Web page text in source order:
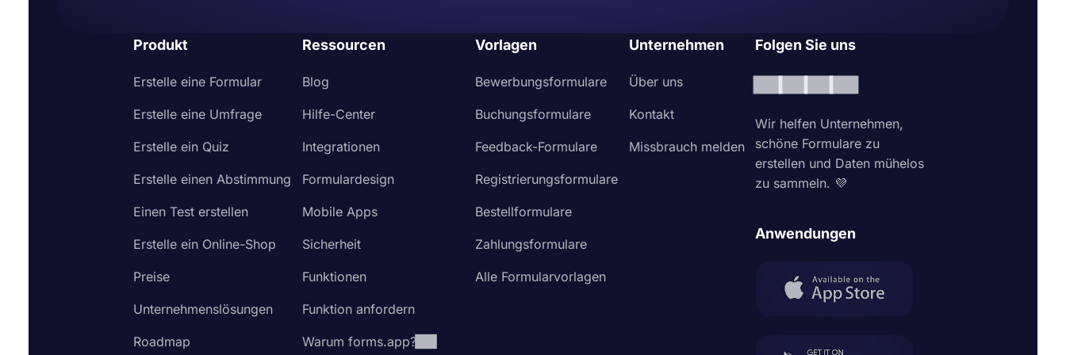
Produkt
Erstelle eine Formular
Erstelle eine Umfrage
Erstelle ein Quiz
Erstelle einen Abstimmung
Einen Test erstellen
Erstelle ein Online-Shop
Preise
Unternehmenslösungen
Roadmap
Ressourcen
Blog
Hilfe-Center
Integrationen
Formulardesign
Mobile Apps
Sicherheit
Funktionen
Funktion anfordern
Warum forms.app?
Vorlagen
Bewerbungsformulare
Buchungsformulare
Feedback-Formulare
Registrierungsformulare
Bestellformulare
Zahlungsformulare
Alle Formularvorlagen
Unternehmen
Über uns
Kontakt
Missbrauch melden
Folgen Sie uns
Wir helfen Unternehmen,
schöne Formulare zu
erstellen und Daten mühelos
zu sammeln. 💜
Anwendungen